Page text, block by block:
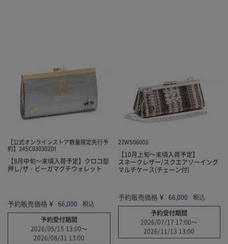
【公式オンラインストア数量限定先行予
約】24SC030302DI
【8月中旬～末頃入荷予定】クロコ型
押し/ザ・ビーガマグチウォレット
予約販売価格 ¥ 66,000
税込
予約受付期間
2026/05/15 13:00〜
2026/08/31 13:00
27WS06003
【10月上旬～末頃入荷予定】
スネークレザー/スクエアソーイング
マルチケース(チェーン付)
予約販売価格 ¥ 66,000
税込
予約受付期間
2026/07/17 17:00〜
2026/11/13 13:00